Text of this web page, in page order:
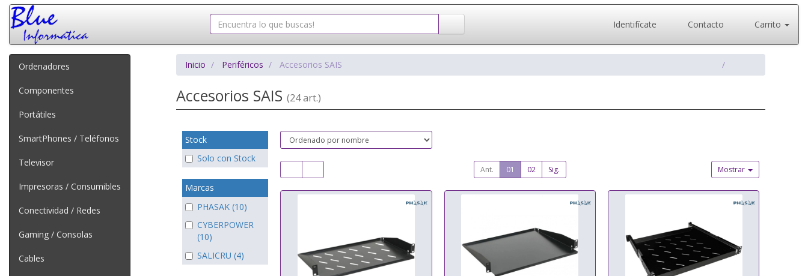
Identifícate Contacto Carrito
Ordenadores
Componentes
Portátiles
SmartPhones / Teléfonos
Televisor
Impresoras / Consumibles
Conectividad / Redes
Gaming / Consolas
Cables
Inicio Periféricos Accesorios SAIS
Accesorios SAIS (24 art.)
Stock
Solo con Stock
Marcas
PHASAK (10)
CYBERPOWER
(10)
SALICRU (4)
Ant. 01 02 Sig. Mostrar